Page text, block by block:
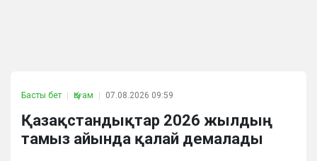
Басты бет Қоғам 07.08.2026 09:59
Қазақстандықтар 2026 жылдың
тамыз айында қалай демалады